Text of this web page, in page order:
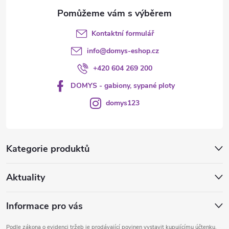
Kategorie produktů
Aktuality
Informace pro vás
Podle zákona o evidenci tržeb je prodávající povinen vystavit kupujícímu účtenku.
Kontaktní formulář
info@domys-eshop.cz
+420 604 269 200
DOMYS - gabiony, sypané ploty
domys123